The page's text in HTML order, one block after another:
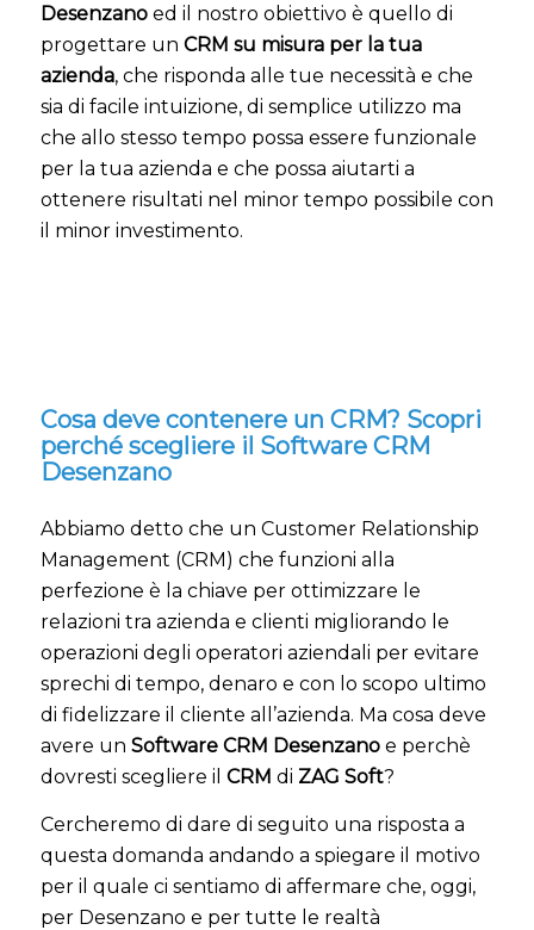
Desenzano ed il nostro obiettivo è quello di
progettare un CRM su misura per la tua
azienda, che risponda alle tue necessità e che
sia di facile intuizione, di semplice utilizzo ma
che allo stesso tempo possa essere funzionale
per la tua azienda e che possa aiutarti a
ottenere risultati nel minor tempo possibile con
il minor investimento.
Cosa deve contenere un CRM? Scopri
perché scegliere il Software CRM
Desenzano
Abbiamo detto che un Customer Relationship
Management (CRM) che funzioni alla
perfezione è la chiave per ottimizzare le
relazioni tra azienda e clienti migliorando le
operazioni degli operatori aziendali per evitare
sprechi di tempo, denaro e con lo scopo ultimo
di fidelizzare il cliente all’azienda. Ma cosa deve
avere un Software CRM Desenzanoe perchè
dovresti scegliere il CRM di ZAG Soft?
Cercheremo di dare di seguito una risposta a
questa domanda andando a spiegare il motivo
per il quale ci sentiamo di affermare che, oggi,
per Desenzano e per tutte le realtà